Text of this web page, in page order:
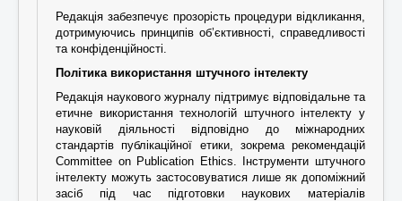
Редакція забезпечує прозорість процедури відкликання,
дотримуючись принципів об’єктивності, справедливості
та конфіденційності.
Політика використання штучного інтелекту
Редакція наукового журналу підтримує відповідальне та
етичне використання технологій штучного інтелекту у
науковій діяльності відповідно до міжнародних
стандартів публікаційної етики, зокрема рекомендацій
Committee on Publication Ethics. Інструменти штучного
інтелекту можуть застосовуватися лише як допоміжний
засіб під час підготовки наукових матеріалів